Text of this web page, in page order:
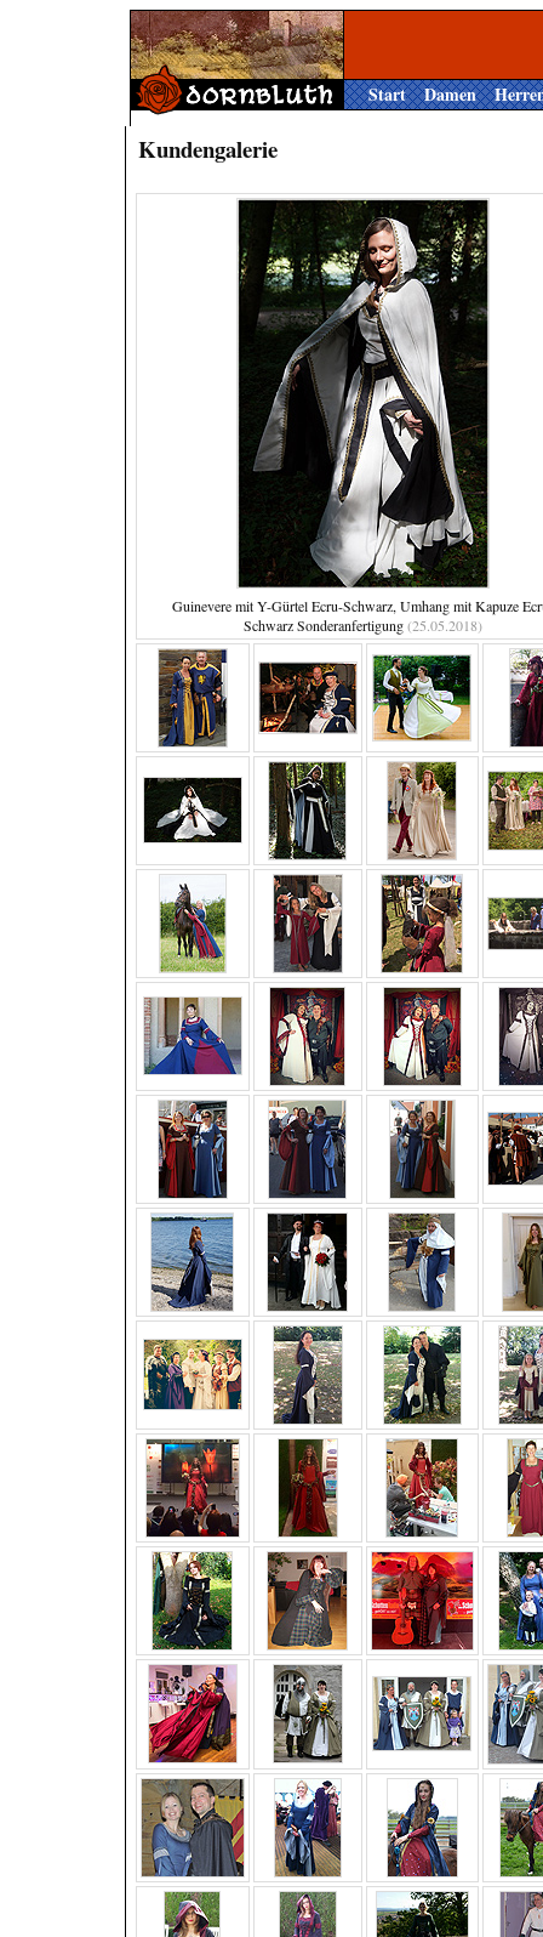
Start Damen
Kundengalerie
Guinevere mit Y-Gürtel Ecru-Schwarz, Umhang mit Kapuze
Schwarz Sonderanfertigung(25.05.2018)